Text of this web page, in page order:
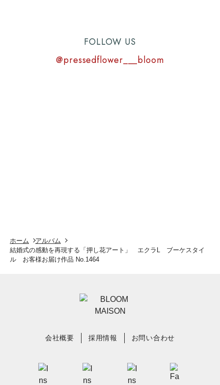
FOLLOW US
@pressedflower___bloom
ホーム
アルバム
結婚式の感動を再現する「押し花アート」 エクラL ブーケスタイ
ル お客様お届け作品 No.1464
会社概要 採用情報 お問い合わせ